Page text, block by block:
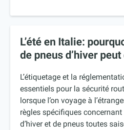
L’été en Italie:
de pneus d’hiver
L’étiquetage et la
essentiels pour la sécurité
lorsque l’on voyage à
règles spécifiques
d’hiver et de pneus toutes